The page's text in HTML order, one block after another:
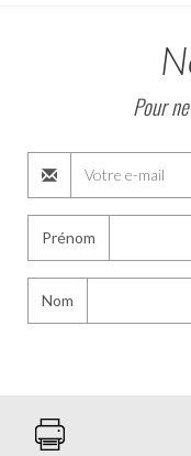
Pour
Prénom
Nom